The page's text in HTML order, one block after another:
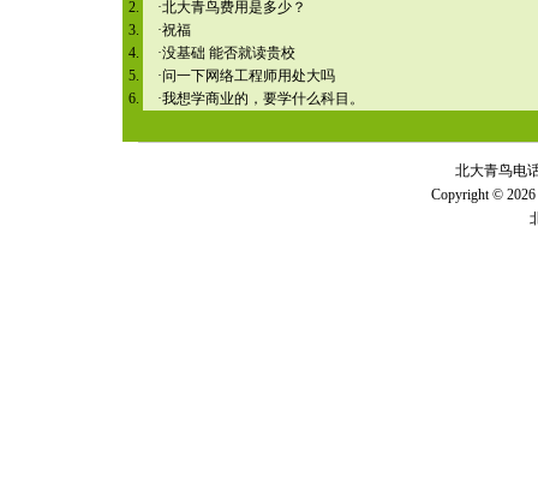
·北大青鸟费用是多少？
·祝福
·没基础 能否就读贵校
·问一下网络工程师用处大吗
·我想学商业的，要学什么科目。
北大青鸟电
Copyright © 2026